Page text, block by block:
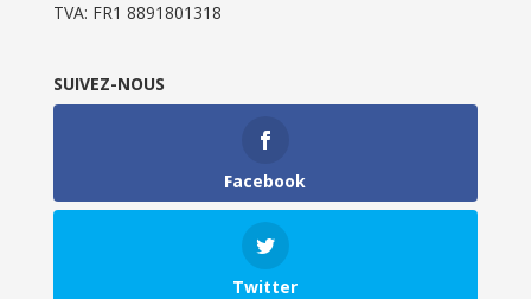
TVA: FR1 8891801318
SUIVEZ-NOUS
Facebook
Twitter